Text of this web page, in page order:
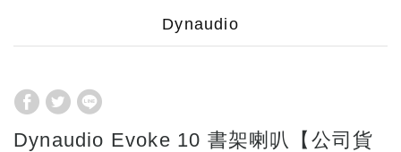
Dynaudio
Dynaudio Evoke 10 書架喇叭【公司貨